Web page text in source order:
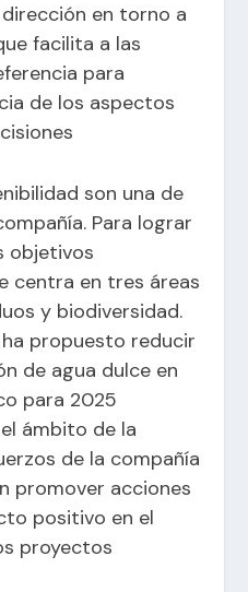
en torno a
facilita a las
para
de los aspectos
son una de
Para lograr
objetivos
centra en tres áreas
y biodiversidad.
propuesto reducir
de agua dulce en
para 2025
ámbito de la
de la compañía
promover acciones
positivo en el
proyectos